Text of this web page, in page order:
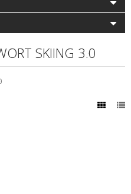
SKIING 3.0